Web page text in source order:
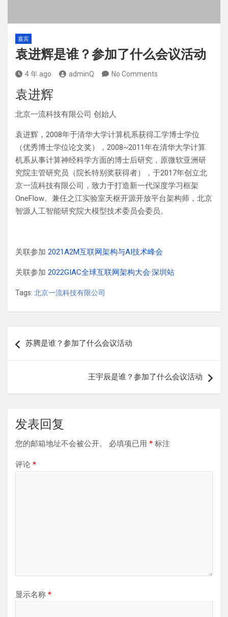
嘉宾
袁进辉是谁？参加了什么会议活动
4 年 ago adminQ No Comments
袁进辉
北京一流科技有限公司 创始人
袁进辉，2008年于清华大学计算机系获得工学博士学位
（优秀博士学位论文奖），2008~2011年在清华大学计算
机系从事计算神经科学方面的博士后研究，原微软亚洲研
究院主管研究员（院长特别奖获得者），于2017年创立北
京一流科技有限公司，致力于打造新一代深度学习框架
OneFlow。兼任之江实验室天枢开源开放平台架构师，北京
智源人工智能研究院大模型技术委员会委员。
关联参加 2021A2M互联网架构与AI技术峰会
关联参加 2022GIAC全球互联网架构大会·深圳站
Tags: 北京一流科技有限公司
章
苏腾是谁？参加了什么会议活动
王宇辰是谁？参加了什么会议活动
发表回复
您的邮箱地址不会被公开。 必填项已用 * 标注
评论 *
显示名称 *